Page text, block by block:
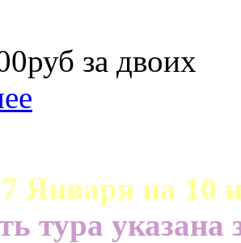
за двоих
Января на 10
тура